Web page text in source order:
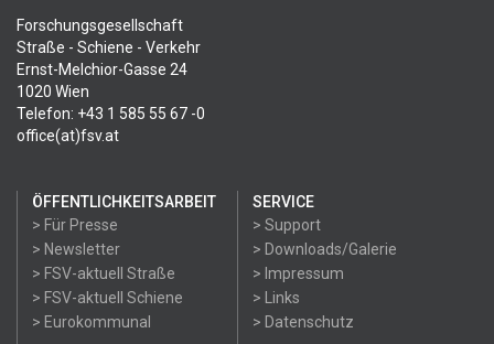
Forschungsgesellschaft
Straße - Schiene - Verkehr
Ernst-Melchior-Gasse 24
1020 Wien
Telefon: +43 1 585 55 67 -0
office(at)fsv.at
ÖFFENTLICHKEITSARBEIT
> Für Presse
> Newsletter
> FSV-aktuell Straße
> FSV-aktuell Schiene
> Eurokommunal
SERVICE
> Support
> Downloads/Galerie
> Impressum
> Links
> Datenschutz